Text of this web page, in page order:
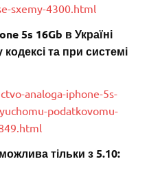
sxemy-4300.html
5s 16Gb в Україні
та при системі
analoga-iphone-5s-
podatkovomu-
тільки з 5.10: